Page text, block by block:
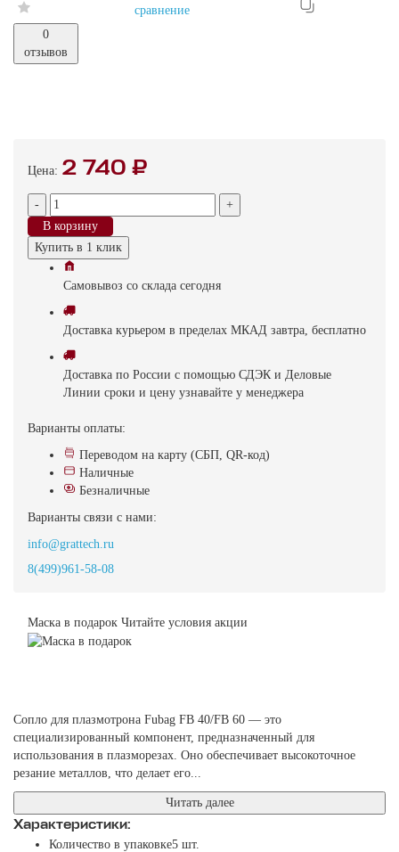
0
отзывов
сравнение
Цена: 2 740 ₽
-
+
В корзину
Купить в 1 клик
Самовывоз со склада cегодня
Доставка курьером в пределах МКАД завтра, бесплатно
Доставка по России с помощью СДЭК и Деловые
Линии сроки и цену узнавайте у менеджера
Варианты оплаты:
Переводом на карту (СБП, QR-код)
Наличные
Безналичные
Варианты связи с нами:
info@grattech.ru
8(499)961-58-08
Маска в подарок Читайте условия акции
Сопло для плазмотрона Fubag FB 40/FB 60 — это
специализированный компонент, предназначенный для
использования в плазморезах. Оно обеспечивает высокоточное
резание металлов, что делает его...
Читать далее
Характеристики:
Количество в упаковке5 шт.